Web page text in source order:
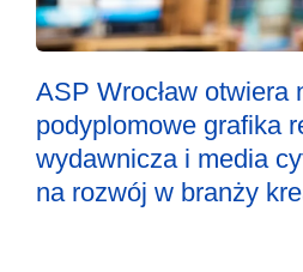
ASP Wrocław otwiera
podyplomowe grafika
wydawnicza i media
na rozwój w branży